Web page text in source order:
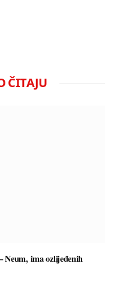
ČITAJU
Neum, ima ozlijeđenih